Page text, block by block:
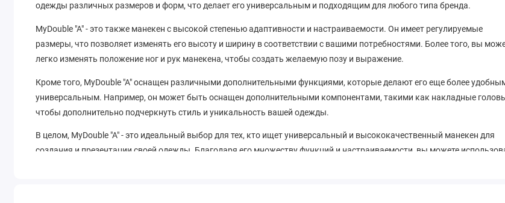
одежды различных размеров и форм, что делает его универсальным и подходящим для любого типа бренда.
MyDouble "A" - это также манекен с высокой степенью адаптивности и настраиваемости. Он имеет регулируемые
размеры, что позволяет изменять его высоту и ширину в соответствии с вашими потребностями. Более того, вы
легко изменять положение ног и рук манекена, чтобы создать желаемую позу и выражение.
Кроме того, MyDouble "A" оснащен различными дополнительными функциями, которые делают его еще более
универсальным. Например, он может быть оснащен дополнительными компонентами, такими как накладные
чтобы дополнительно подчеркнуть стиль и уникальность вашей одежды.
В целом, MyDouble "A" - это идеальный выбор для тех, кто ищет универсальный и высококачественный манекен для
создания и презентации своей одежды. Благодаря его множеству функций и настраиваемости, вы можете